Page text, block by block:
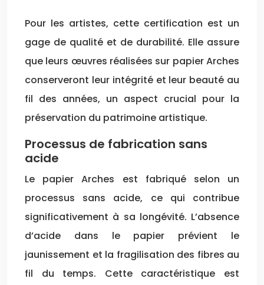
Pour les artistes, cette certification est un
gage de qualité et de durabilité. Elle assure
que leurs œuvres réalisées sur papier Arches
conserveront leur intégrité et leur beauté au
fil des années, un aspect crucial pour la
préservation du patrimoine artistique.
Processus de fabrication sans
acide
Le papier Arches est fabriqué selon un
processus sans acide, ce qui contribue
significativement à sa longévité. L’absence
d’acide dans le papier prévient le
jaunissement et la fragilisation des fibres au
fil du temps. Cette caractéristique est